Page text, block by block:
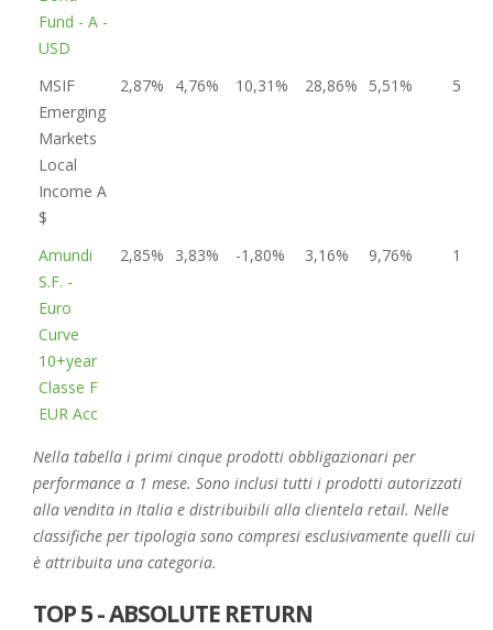
Fund - A -
USD
MSIF
Emerging
Markets
Local
Income A
$
2,87% 4,76% 10,31% 28,86% 5,51% 5
Amundi
S.F. -
Euro
Curve
10+year
Classe F
EUR Acc
2,85% 3,83% -1,80% 3,16% 9,76% 1
Nella tabella i primi cinque prodotti obbligazionari per
performance a 1 mese. Sono inclusi tutti i prodotti autorizzati
alla vendita in Italia e distribuibili alla clientela retail. Nelle
classifiche per tipologia sono compresi esclusivamente quelli cui
è attribuita una categoria.
TOP 5 - ABSOLUTE RETURN